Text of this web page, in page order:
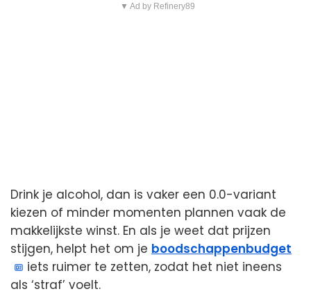
▼ Ad by Refinery89
Drink je alcohol, dan is vaker een 0.0-variant
kiezen of minder momenten plannen vaak de
makkelijkste winst. En als je weet dat prijzen
stijgen, helpt het om je boodschappenbudget
iets ruimer te zetten, zodat het niet ineens
als ‘straf’ voelt.